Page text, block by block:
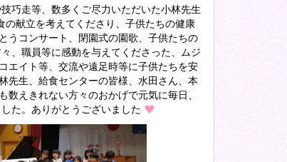
巧走等、数多くご尽力いただいた小林先生
の献立を考えてくださり、子供たちの健康
うコンサート、閉園式の園歌、子供たちの
、職員等に感動を与えてくださった、ムジ
エイト等、交流や遠足時等に子供たちを安
先生、給食センターの皆様、水田さん、本
数えきれない方々のおかげで元気に毎日、
た。ありがとうございました